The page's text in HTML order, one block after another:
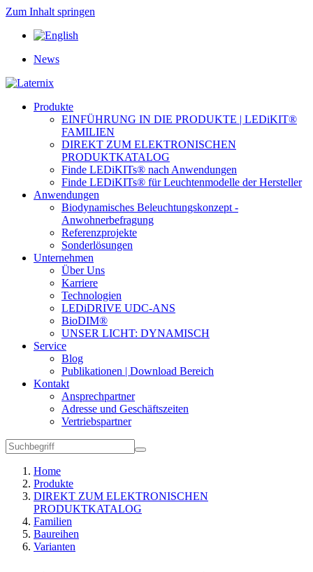
Zum Inhalt springen
News
Produkte
EINFÜHRUNG IN DIE PRODUKTE | LEDiKIT®
FAMILIEN
DIREKT ZUM ELEKTRONISCHEN
PRODUKTKATALOG
Finde LEDiKITs® nach Anwendungen
Finde LEDiKITs® für Leuchtenmodelle der Hersteller
Anwendungen
Biodynamisches Beleuchtungskonzept -
Anwohnerbefragung
Referenzprojekte
Sonderlösungen
Unternehmen
Über Uns
Karriere
Technologien
LEDiDRIVE UDC-ANS
BioDIM®
UNSER LICHT: DYNAMISCH
Service
Blog
Publikationen | Download Bereich
Kontakt
Ansprechpartner
Adresse und Geschäftszeiten
Vertriebspartner
Home
Produkte
DIREKT ZUM ELEKTRONISCHEN
PRODUKTKATALOG
Familien
Baureihen
Varianten